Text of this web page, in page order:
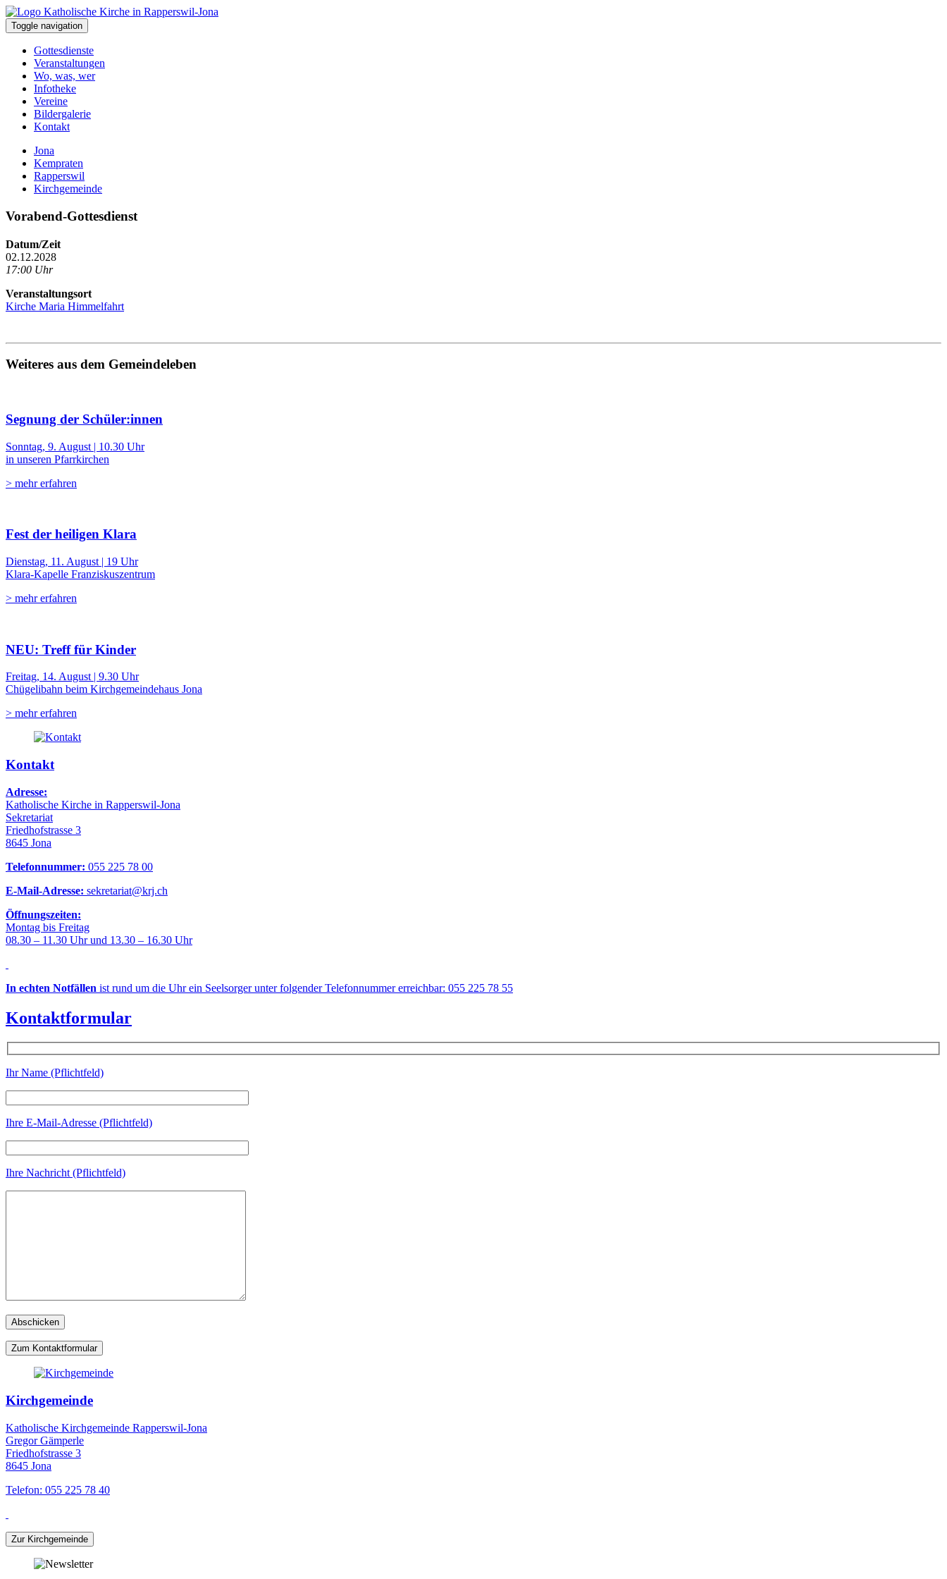
Toggle navigation
Gottesdienste
Veranstaltungen
Wo, was, wer
Infotheke
Vereine
Bildergalerie
Kontakt
Jona
Kempraten
Rapperswil
Kirchgemeinde
Vorabend-Gottesdienst
Datum/Zeit
02.12.2028
17:00 Uhr
Veranstaltungsort
Kirche Maria Himmelfahrt
Weiteres aus dem Gemeindeleben
Segnung der Schüler:innen
Sonntag, 9. August | 10.30 Uhr
in unseren Pfarrkirchen
> mehr erfahren
Fest der heiligen Klara
Dienstag, 11. August | 19 Uhr
Klara-Kapelle Franziskuszentrum
> mehr erfahren
NEU: Treff für Kinder
Freitag, 14. August | 9.30 Uhr
Chügelibahn beim Kirchgemeindehaus Jona
> mehr erfahren
Kontakt
Adresse:
Katholische Kirche in Rapperswil-Jona
Sekretariat
Friedhofstrasse 3
8645 Jona
Telefonnummer: 055 225 78 00
E-Mail-Adresse: sekretariat@krj.ch
Öffnungszeiten:
Montag bis Freitag
08.30 – 11.30 Uhr und 13.30 – 16.30 Uhr
In echten Notfällen ist rund um die Uhr ein Seelsorger unter folgender Telefonnummer erreichbar: 055 225 78 55
Kontaktformular
Ihr Name (Pflichtfeld)
Ihre E-Mail-Adresse (Pflichtfeld)
Ihre Nachricht (Pflichtfeld)
Zum Kontaktformular
Kirchgemeinde
Katholische Kirchgemeinde Rapperswil-Jona
Gregor Gämperle
Friedhofstrasse 3
8645 Jona
Telefon: 055 225 78 40
Zur Kirchgemeinde